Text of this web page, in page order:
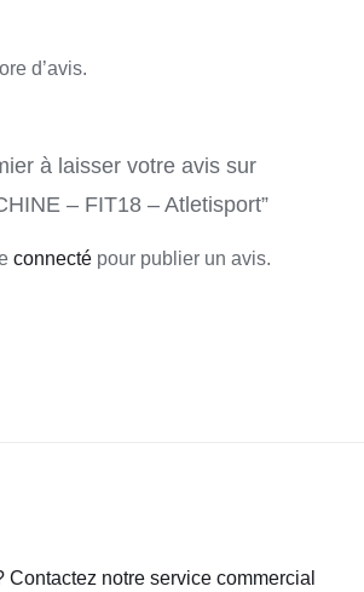
d’avis.
à laisser votre avis sur
– FIT18 – Atletisport”
connectépour publier un avis.
Contactez notre service commercial